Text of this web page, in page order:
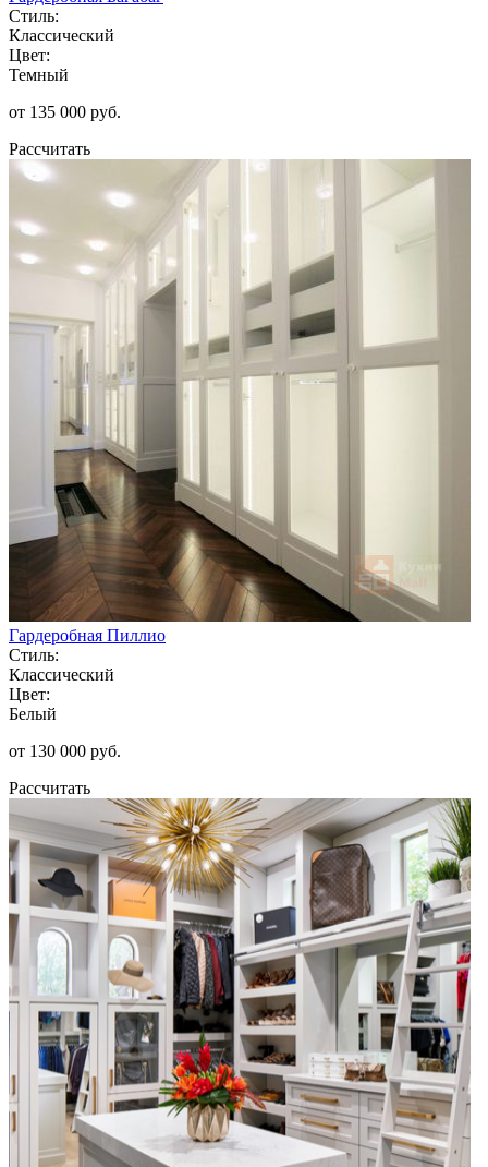
Стиль:
Классический
Цвет:
Темный
от 135 000 руб.
Рассчитать
Гардеробная Пиллио
Стиль:
Классический
Цвет:
Белый
от 130 000 руб.
Рассчитать